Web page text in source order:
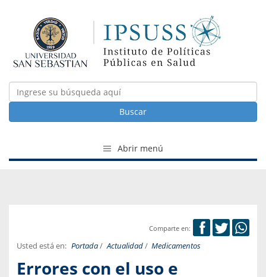
Buscar
Abrir menú
Comparte en:
Usted está en: Portada/ Actualidad/ Medicamentos
Errores con el uso e